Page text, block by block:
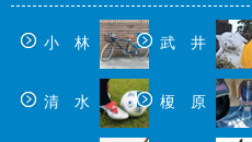
小 林 武 井
清 水 榎 原